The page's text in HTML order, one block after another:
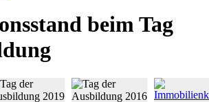
beim Tag